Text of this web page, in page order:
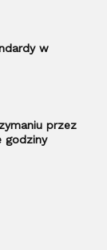
w
przez
godziny